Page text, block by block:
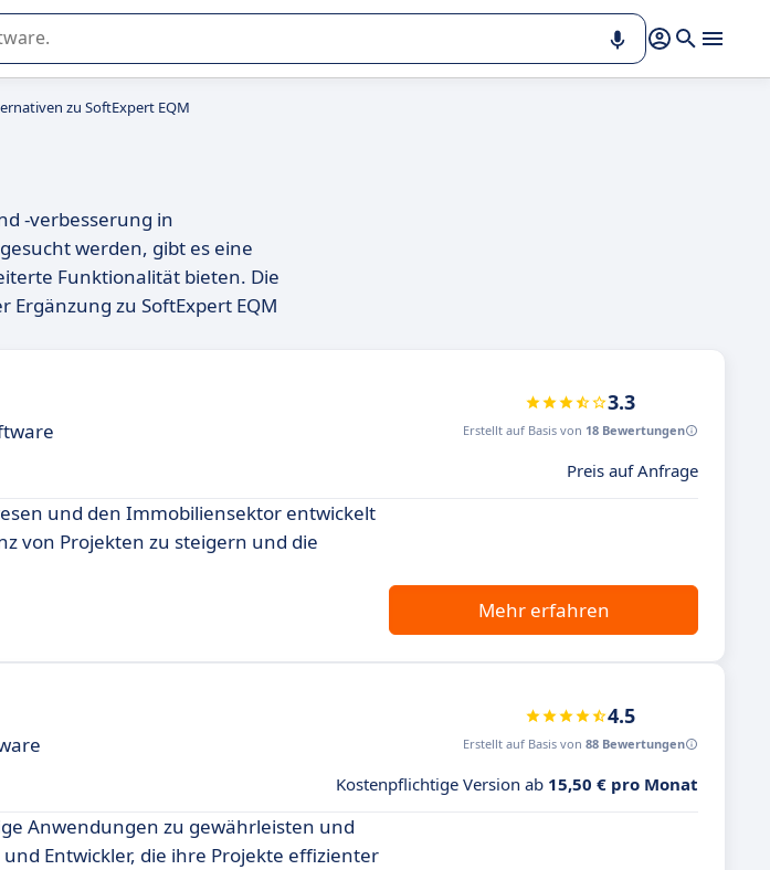
Software in Unternehmen.
zu SoftExpert EQM
-verbesserung in
werden, gibt es eine
Funktionalität bieten. Die
zu SoftExpert EQM
3.3
Erstellt auf Basis von 18 Bewertungen
Preis auf Anfrage
und den Immobiliensektor entwickelt
von Projekten zu steigern und die
Mehr erfahren
4.5
Erstellt auf Basis von 88 Bewertungen
Kostenpflichtige Version ab 15,50 € pro Monat
Anwendungen zu gewährleisten und
Entwickler, die ihre Projekte effizienter